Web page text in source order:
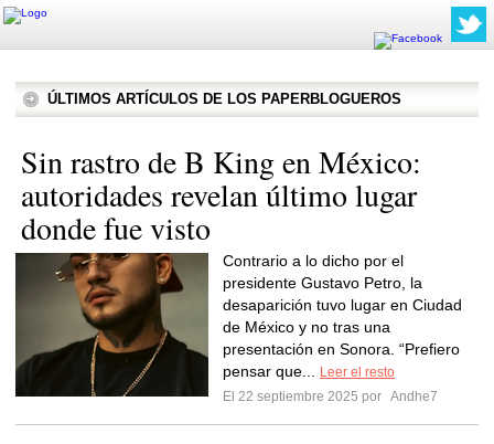
ÚLTIMOS ARTÍCULOS DE LOS PAPERBLOGUEROS
Sin rastro de B King en México:
autoridades revelan último lugar
donde fue visto
Contrario a lo dicho por el
presidente Gustavo Petro, la
desaparición tuvo lugar en Ciudad
de México y no tras una
presentación en Sonora. “Prefiero
pensar que...
Leer el resto
El 22 septiembre 2025 por Andhe7